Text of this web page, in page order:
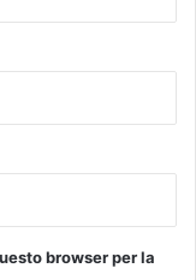
browser per la